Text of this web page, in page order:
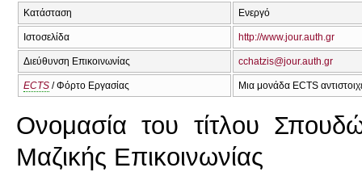
Κατάσταση Ενεργό
Ιστοσελίδα http://www.jour.auth.gr
Διεύθυνση Επικοινωνίας cchatzis@jour.auth.gr
ECTS / Φόρτο Εργασίας Μια μονάδα ECTS
Ονομασία του τίτλου
Μαζικής Επικοινωνίας